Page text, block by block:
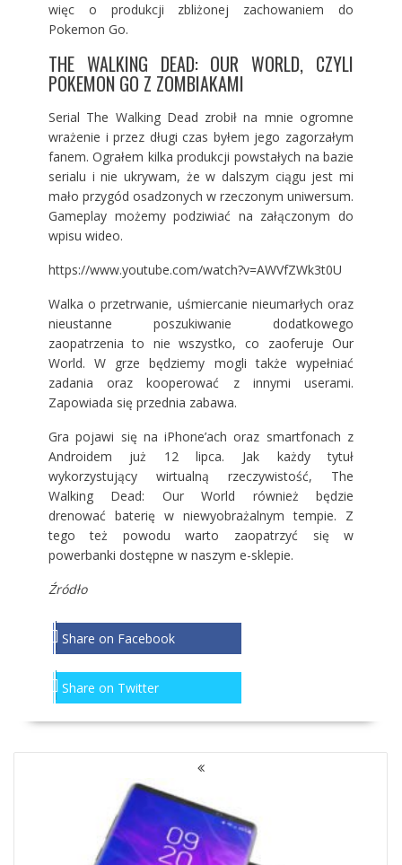
więc o produkcji zbliżonej zachowaniem do
Pokemon Go.
THE WALKING DEAD: OUR WORLD, CZYLI
POKEMON GO Z ZOMBIAKAMI
Serial The Walking Dead zrobił na mnie ogromne
wrażenie i przez długi czas byłem jego zagorzałym
fanem. Ograłem kilka produkcji powstałych na bazie
serialu i nie ukrywam, że w dalszym ciągu jest mi
mało przygód osadzonych w rzeczonym uniwersum.
Gameplay możemy podziwiać na załączonym do
wpisu wideo.
https://www.youtube.com/watch?v=AWVfZWk3t0U
Walka o przetrwanie, uśmiercanie nieumarłych oraz
nieustanne poszukiwanie dodatkowego
zaopatrzenia to nie wszystko, co zaoferuje Our
World. W grze będziemy mogli także wypełniać
zadania oraz kooperować z innymi userami.
Zapowiada się przednia zabawa.
Gra pojawi się na iPhone’ach oraz smartfonach z
Androidem już 12 lipca. Jak każdy tytuł
wykorzystujący wirtualną rzeczywistość, The
Walking Dead: Our World również będzie
drenować baterię w niewyobrażalnym tempie. Z
tego też powodu warto zaopatrzyć się w
powerbanki dostępne w naszym e-sklepie.
Źródło
Share on Facebook
Share on Twitter
NAWIGACJA